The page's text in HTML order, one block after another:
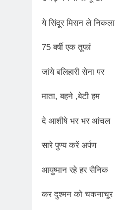
ये सिंदूर मिसन ले निकला
75 बर्षी एक तूफां
जांये बलिहारी सेना पर
माता, बहने ,बेटी हम
दे आशीषे भर भर आंचल
सारे पुण्य करें अर्पण
आयुष्मान रहे हर सैनिक
कर दुश्मन को चकनाचूर